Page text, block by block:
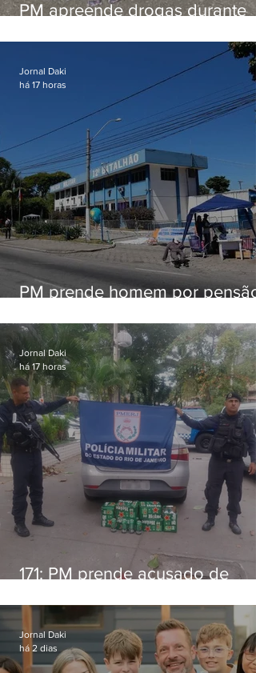
PM apreende drogas durante
PM prende homem por pensão
Jornal Daki
há 17 horas
171: PM prende acusado de
Niterói
Jornal Daki
há 17 horas
Jornal Daki
há 2 dias